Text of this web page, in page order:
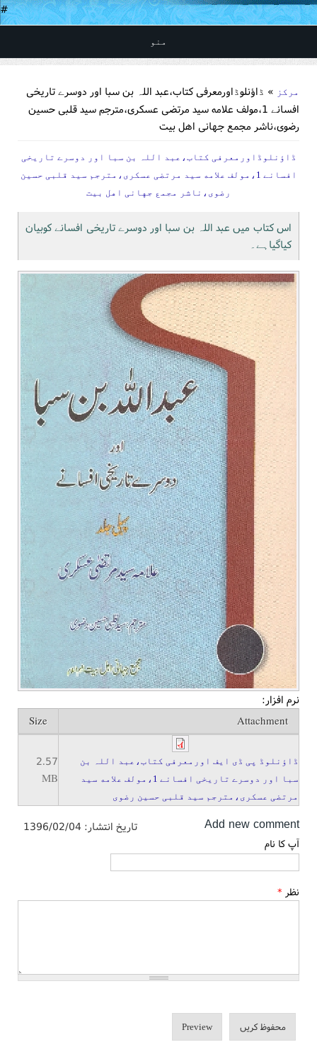
#
منو
مرکز » ڈاؤنلوڈاورمعرفی کتاب،عبد اللہ بن سبا اور دوسرے تاریخی
افسانے 1،مولف علامه سید مرتضی عسکری،مترجم سید قلبی حسین
رضوی،ناشر مجمع جهانی اهل بیت
ڈاؤنلوڈاورمعرفی کتاب،عبد اللہ بن سبا اور دوسرے تاریخی
افسانے 1،مولف علامه سید مرتضی عسکری،مترجم سید قلبی حسین
رضوی،ناشر مجمع جهانی اهل بیت
اس کتاب میں عبد اللہ بن سبا اور دوسرے تاریخی افسانے کوبیان
کیاگیاہے۔
نرم افزار:
Attachment
Size
ڈاؤنلوڈ پی ڈی ایف اورمعرفی کتاب،عبد اللہ بن
سبا اور دوسرے تاریخی افسانے 1،مولف علامه سید
مرتضی عسکری،مترجم سید قلبی حسین رضوی
2.57
MB
تاریخ انتشار: 1396/02/04 Add new comment
آپ کا نام
نظر *